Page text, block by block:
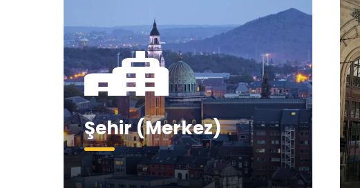
Şehir (Merkez)